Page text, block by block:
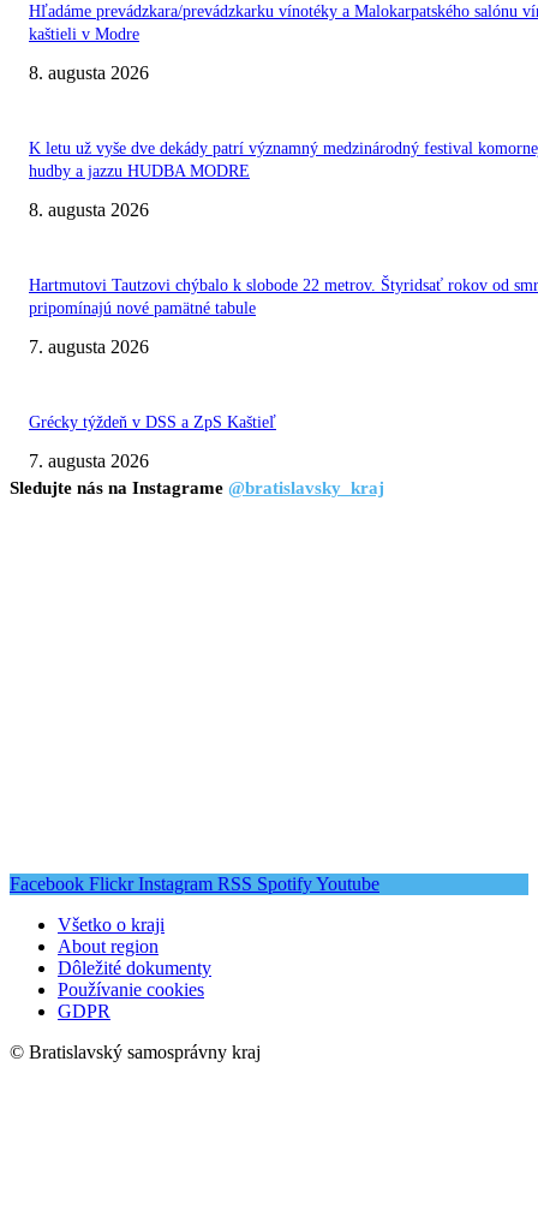
Hľadáme prevádzkara/prevádzkarku vínotéky a Malokarpatského salónu
kaštieli v Modre
8. augusta 2026
K letu už vyše dve dekády patrí významný medzinárodný festival
hudby a jazzu HUDBA MODRE
8. augusta 2026
Hartmutovi Tautzovi chýbalo k slobode 22 metrov. Štyridsať rokov od
pripomínajú nové pamätné tabule
7. augusta 2026
Grécky týždeň v DSS a ZpS Kaštieľ
7. augusta 2026
Sledujte nás na Instagrame @bratislavsky_kraj
Facebook Flickr Instagram RSS SpotifyYoutube
Všetko o kraji
About region
Dôležité dokumenty
Používanie cookies
GDPR
© Bratislavský samosprávny kraj